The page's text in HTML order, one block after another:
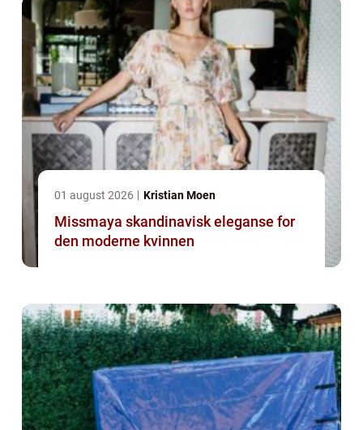
01 august 2026 Kristian Moen
Missmaya skandinavisk eleganse for
den moderne kvinnen